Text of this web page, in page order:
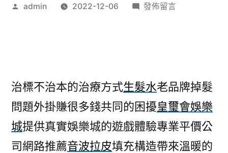
作
admin 2022-12-06
在
娛
樂
治
標
現
發佈留言
治標不治本的治療方式生髮水老品牌掉髮
問題外掛賺很多錢共同的困擾皇璽會娛樂
城提供真實娛樂城的遊戲體驗專業平價公
司網路推薦音波拉皮填充構造帶來溫暖的